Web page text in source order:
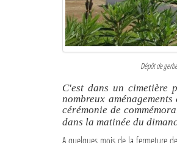
Dépôt de
C'est dans un cimetière
nombreux
cérémonie de
dans la matinée du